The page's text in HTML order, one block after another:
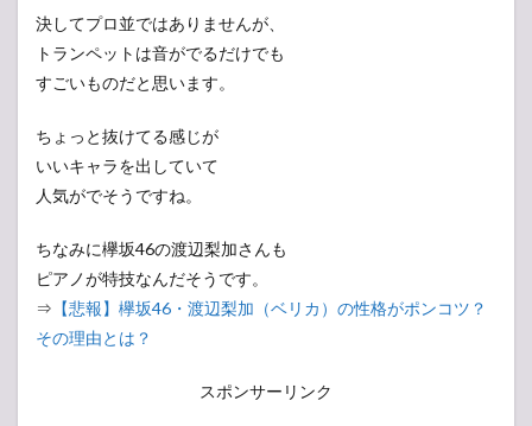
決してプロ並ではありませんが、
トランペットは音がでるだけでも
すごいものだと思います。
ちょっと抜けてる感じが
いいキャラを出していて
人気がでそうですね。
ちなみに欅坂46の渡辺梨加さんも
ピアノが特技なんだそうです。
⇒ 【悲報】欅坂46・渡辺梨加（ベリカ）の性格がポンコツ？
その理由とは？
スポンサーリンク